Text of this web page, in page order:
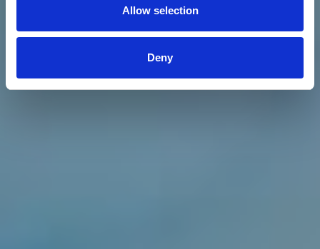
Allow selection
Deny